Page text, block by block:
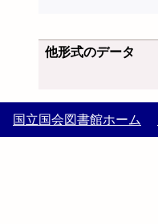
他形式のデータ
国立国会図書館ホーム